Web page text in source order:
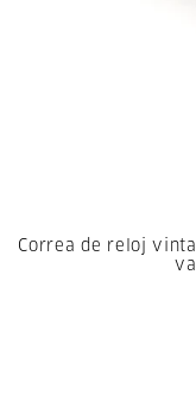
Correa de reloj